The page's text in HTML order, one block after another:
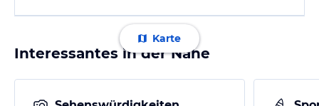
Karte
Interessantes in der Nähe